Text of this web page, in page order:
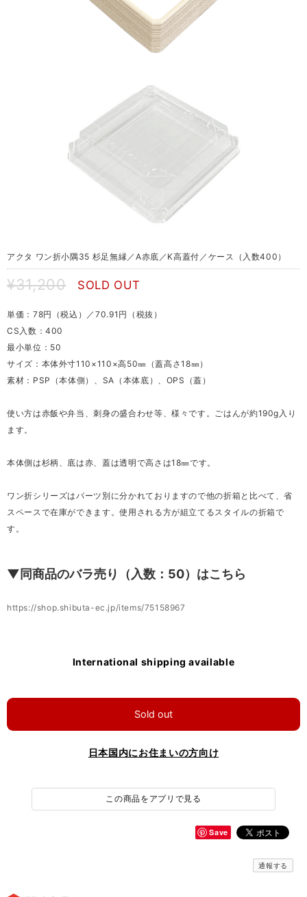
アクタ ワン折小隅35 杉足無縁／A赤底／K高蓋付／ケース（入数400）
¥31,200 SOLD OUT
単価：78円（税込）／70.91円（税抜）
CS入数：400
最小単位：50
サイズ：本体外寸110×110×高50㎜（蓋高さ18㎜）
素材：PSP（本体側）、SA（本体底）、OPS（蓋）
使い方は赤飯や弁当、刺身の盛合わせ等、様々です。ごはんが約190g入り
ます。
本体側は杉柄、底は赤、蓋は透明で高さは18㎜です。
ワン折シリーズはパーツ別に分かれておりますので他の折箱と比べて、省
スペースで在庫ができます。使用される方が組立てるスタイルの折箱で
す。
▼同商品のバラ売り（入数：50）はこちら
https://shop.shibuta-ec.jp/items/75158967
International shipping available
Sold out
日本国内にお住まいの方向け
この商品をアプリで見る
Save
通報する